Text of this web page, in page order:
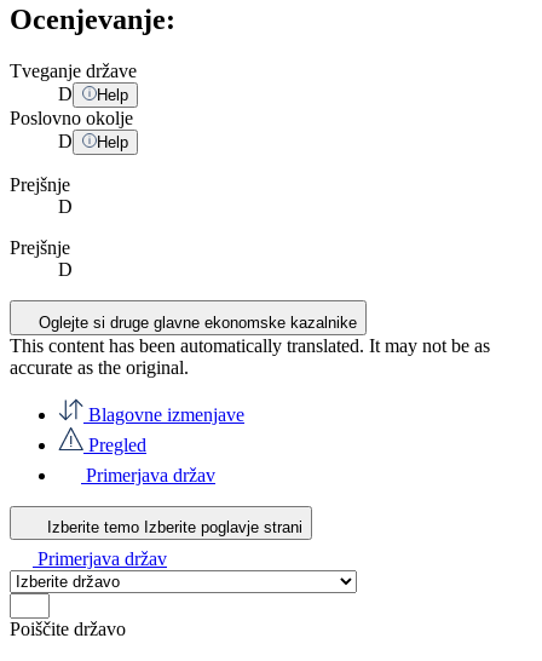
Ocenjevanje:
Tveganje države
D
Help
Poslovno okolje
D
Help
Prejšnje
D
Prejšnje
D
Oglejte si druge glavne ekonomske kazalnike
This content has been automatically translated. It may not be as
accurate as the original.
Blagovne izmenjave
Pregled
Primerjava držav
Izberite temo Izberite poglavje strani
Primerjava držav
Poiščite državo